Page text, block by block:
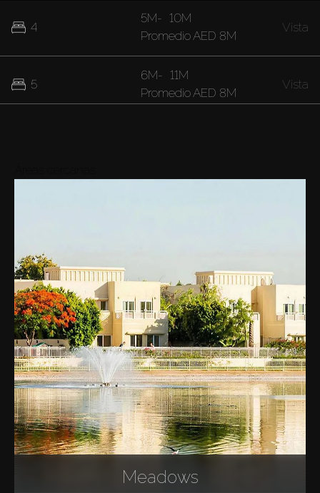
4
5
5M- 10M
PromedioAED 8M
Vista
6M- 11M
PromedioAED 8M
Vista
Meadows